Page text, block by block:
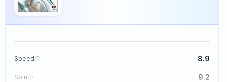
Speed 8.9
Spin 9.2